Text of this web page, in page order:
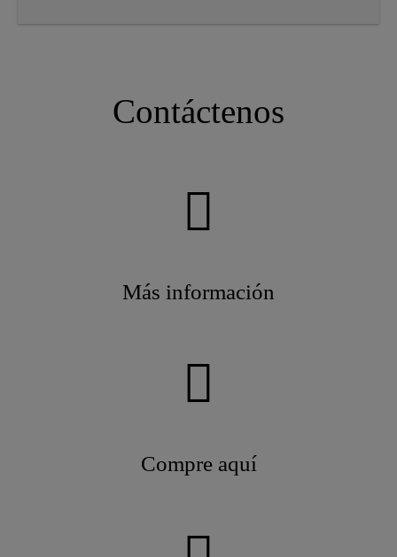
Contáctenos
Más información
Compre aquí